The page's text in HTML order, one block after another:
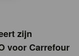
zijn
voor Carrefour